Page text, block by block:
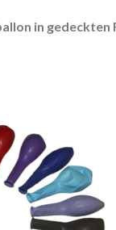
in gedeckten